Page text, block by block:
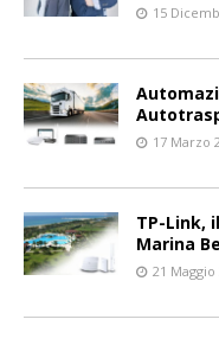
15
17 Marzo
TP-Link,
Marina
21 Maggio